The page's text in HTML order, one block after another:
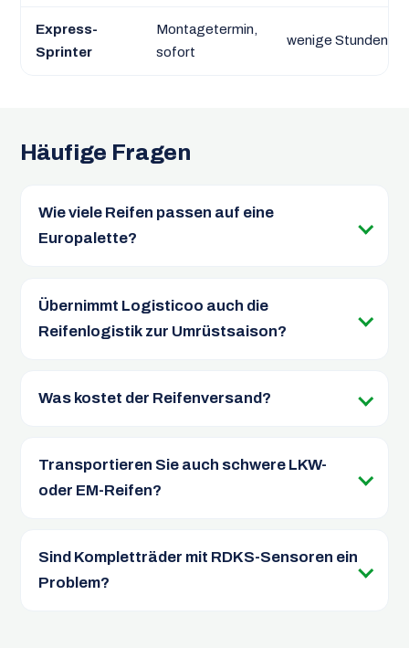
Express-
Sprinter
Montagetermin,
sofort
wenige Stunden
Häufige Fragen
Wie viele Reifen passen auf eine
Europalette?
Übernimmt Logisticoo auch die
Reifenlogistik zur Umrüstsaison?
Was kostet der Reifenversand?
Transportieren Sie auch schwere LKW-
oder EM-Reifen?
Sind Kompletträder mit RDKS-Sensoren ein
Problem?